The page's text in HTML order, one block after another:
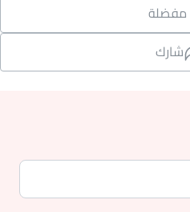
مفضلة
شارك